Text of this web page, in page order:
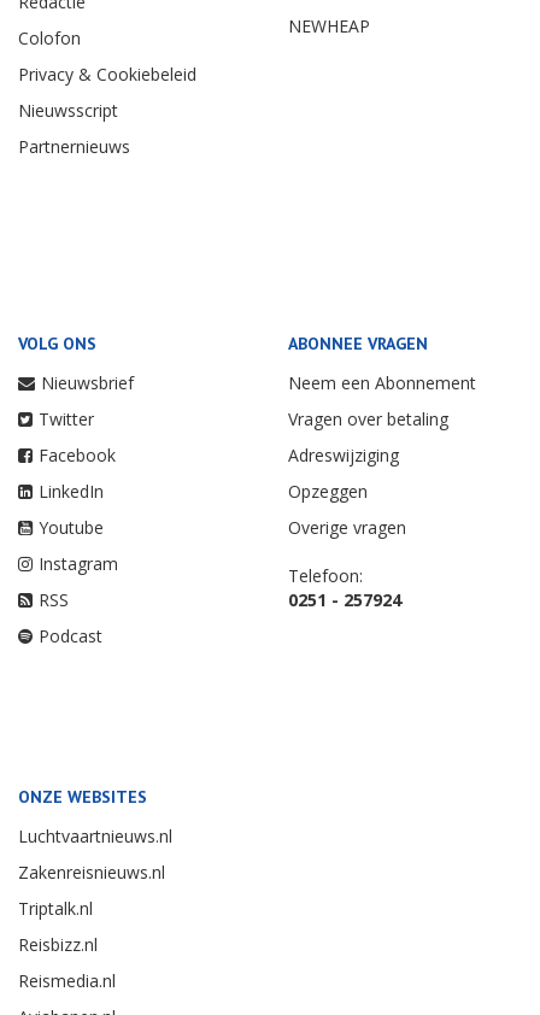
Colofon
Privacy & Cookiebeleid
Nieuwsscript
Partnernieuws
NEWHEAP
VOLG ONS
Nieuwsbrief
Twitter
Facebook
LinkedIn
Youtube
Instagram
RSS
Podcast
ABONNEE VRAGEN
Neem een Abonnement
Vragen over betaling
Adreswijziging
Opzeggen
Overige vragen
Telefoon:
0251 - 257924
ONZE WEBSITES
Luchtvaartnieuws.nl
Zakenreisnieuws.nl
Triptalk.nl
Reisbizz.nl
Reismedia.nl